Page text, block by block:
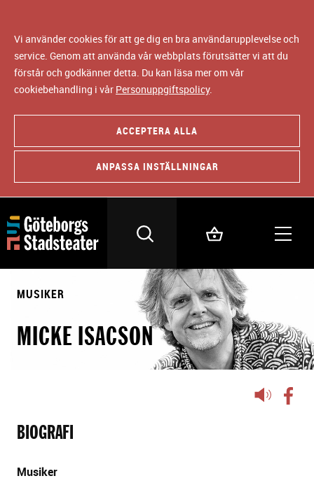
Vi använder cookies för att ge dig en bra användarupplevelse och
service. Genom att använda vår webbplats förutsätter vi att du
förstår och godkänner detta. Du kan läsa mer om vår
cookiebehandling i vår Personuppgiftspolicy.
ACCEPTERA ALLA
ANPASSA INSTÄLLNINGAR
MUSIKER
MICKE ISACSON
Lyssna
BIOGRAFI
Musiker